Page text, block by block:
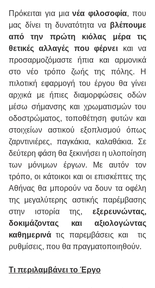
Πρόκειται για μια νέα φιλοσοφία, που
μας δίνει τη δυνατότητα να βλέπουμε
από την πρώτη κιόλας μέρα τις
θετικές αλλαγές που φέρνει και να
προσαρμοζόμαστε ήπια και αρμονικά
στο νέο τρόπο ζωής της πόλης. Η
πιλοτική εφαρμογή του έργου θα γίνει
αρχικά με ήπιες διαμορφώσεις οδών
μέσω σήμανσης και χρωματισμών του
οδοστρώματος, τοποθέτηση φυτών και
στοιχείων αστικού εξοπλισμού όπως
ζαρντινιέρες, παγκάκια, καλαθάκια. Σε
δεύτερη φάση θα ξεκινήσει η υλοποίηση
των μόνιμων έργων. Με αυτόν τον
τρόπο, οι κάτοικοι και οι επισκέπτες της
Αθήνας θα μπορούν να δουν τα οφέλη
της μεγαλύτερης αστικής παρέμβασης
στην ιστορία της, εξερευνώντας,
δοκιμάζοντας και αξιολογώντας
καθημερινά τις παρεμβάσεις και  τις
ρυθμίσεις, που θα πραγματοποιηθούν.
Τι περιλαμβάνει το Έργο